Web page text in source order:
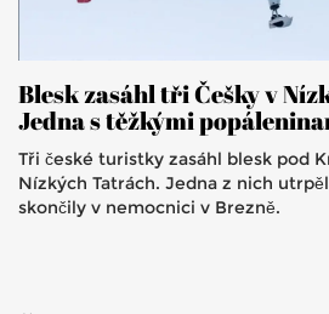
Blesk zasáhl tři Češky v
Jedna s těžkými
Tři české turistky zasáhl blesk pod
Nízkých Tatrách. Jedna z nich
skončily v nemocnici v Brezně.